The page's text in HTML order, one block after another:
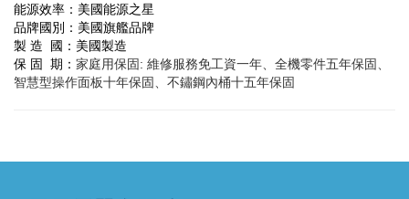
能源效率：美國能源之星
品牌國別：美國旗艦品牌
製 造 國：美國製造
保 固 期： 家庭用保固: 維修服務免工資一年、全機零件五年保固、
智慧型操作面板十年保固、不鏽鋼內桶十五年保固